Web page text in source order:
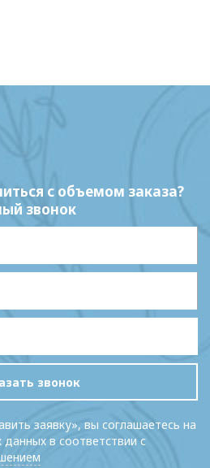
с объемом заказа?
звонок
звонок
заявку», вы соглашаетесь на
в соответствии с